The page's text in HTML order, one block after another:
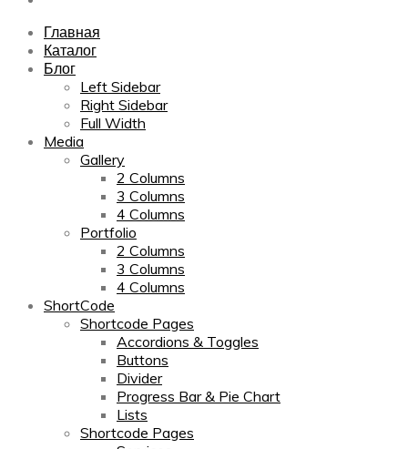
Главная
Каталог
Блог
Left Sidebar
Right Sidebar
Full Width
Media
Gallery
2 Columns
3 Columns
4 Columns
Portfolio
2 Columns
3 Columns
4 Columns
ShortCode
Shortcode Pages
Accordions & Toggles
Buttons
Divider
Progress Bar & Pie Chart
Lists
Shortcode Pages